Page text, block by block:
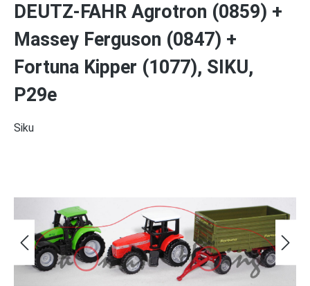
DEUTZ-FAHR Agrotron (0859) +
Massey Ferguson (0847) +
Fortuna Kipper (1077), SIKU,
P29e
Siku